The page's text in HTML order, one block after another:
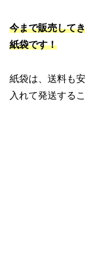
今まで販売して
紙袋です！
紙袋は、送料も
入れて発送する